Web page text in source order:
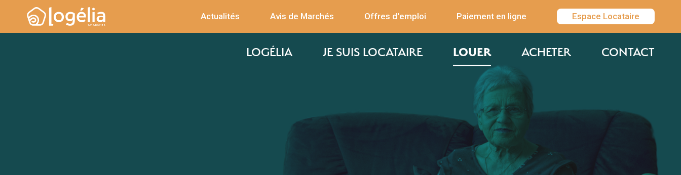
Actualités Avis de Marchés Offres d'emploi Paiement en ligne Espace Locataire
LOGÉLIA JE SUIS LOCATAIRE LOUER ACHETER CONTACT